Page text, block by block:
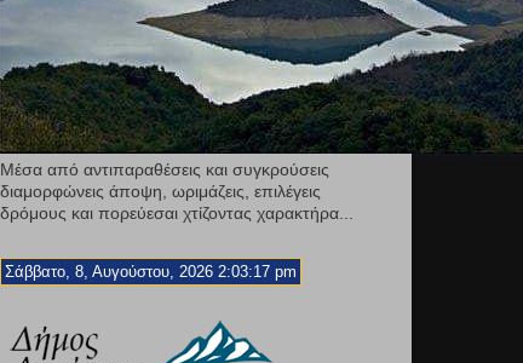
Μέσα από αντιπαραθέσεις και συγκρούσεις
διαμορφώνεις άποψη, ωριμάζεις, επιλέγεις
δρόμους και πορεύεσαι χτίζοντας χαρακτήρα...
Σάββατο, 8, Αυγούστου, 2026 2:03:19 pm